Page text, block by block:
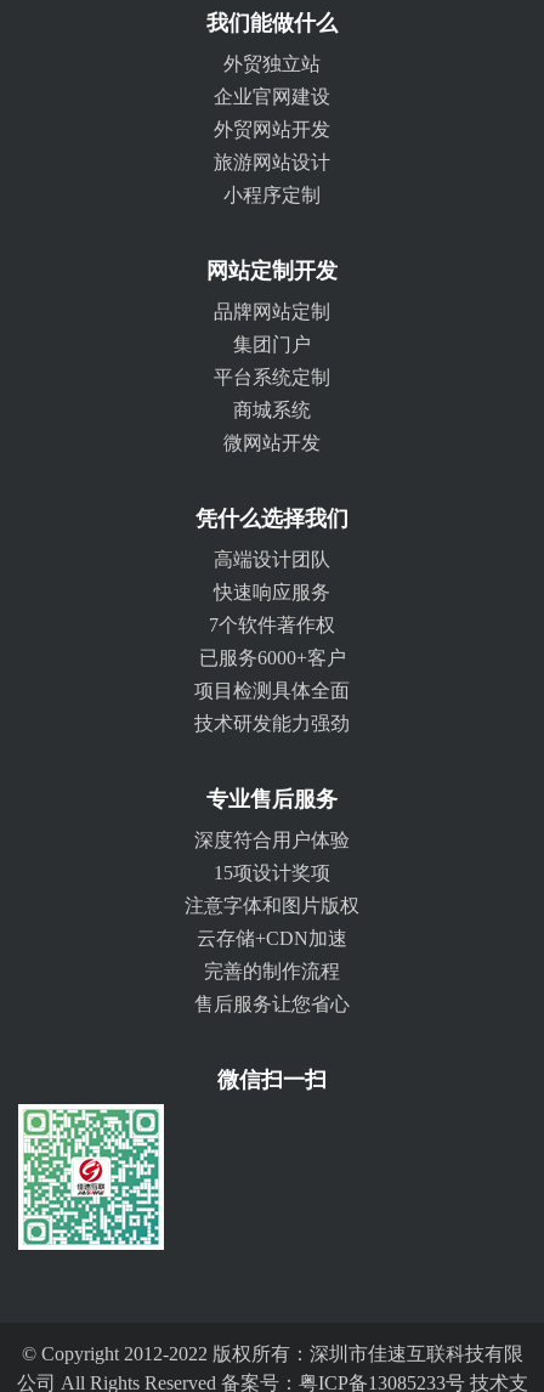
我们能做什么
外贸独立站
企业官网建设
外贸网站开发
旅游网站设计
小程序定制
网站定制开发
品牌网站定制
集团门户
平台系统定制
商城系统
微网站开发
凭什么选择我们
高端设计团队
快速响应服务
7个软件著作权
已服务6000+客户
项目检测具体全面
技术研发能力强劲
专业售后服务
深度符合用户体验
15项设计奖项
注意字体和图片版权
云存储+CDN加速
完善的制作流程
售后服务让您省心
微信扫一扫
© Copyright 2012-2022 版权所有：深圳市佳速互联科技有限
公司 All Rights Reserved 备案号： 粤ICP备13085233号技术支